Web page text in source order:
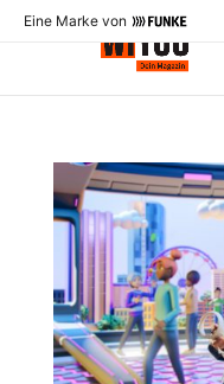
Eine Marke von